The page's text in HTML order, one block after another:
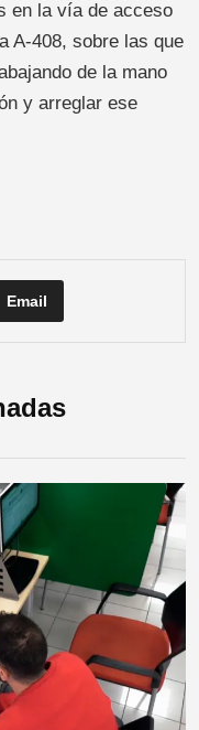
en la vía de acceso
A-408, sobre las que
de la mano
y arreglar ese
Email